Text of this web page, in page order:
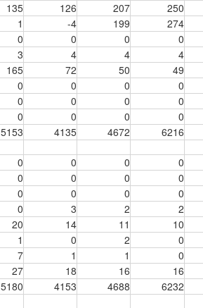
135 126 207 250
1 -4 199 274
0 0 0 0
3 4 4 4
165 72 50 49
0 0 0 0
0 0 0 0
0 0 0 0
5153 4135 4672 6216
0 0 0 0
0 0 0 0
0 0 0 0
0 3 2 2
20 14 11 10
1 0 2 0
7 1 1 0
27 18 16 16
5180 4153 4688 6232